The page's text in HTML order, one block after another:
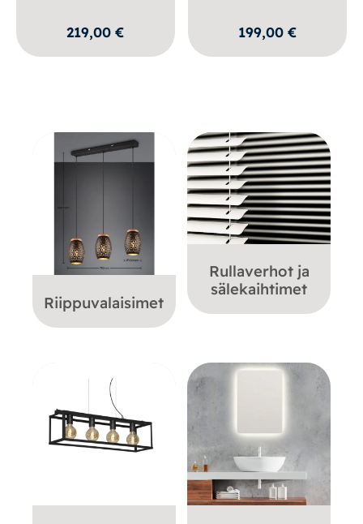
219,00€ 199,00€
Riippuvalaisimet
Rullaverhot ja
sälekaihtimet